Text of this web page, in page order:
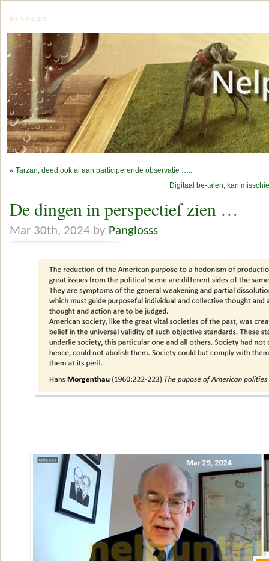
jerry mager
« Tarzan, deed ook al aan participerende observatie …..
Digitaal be-talen, kan
De dingen in perspectief zien …
Mar 30th, 2024 by Panglosss